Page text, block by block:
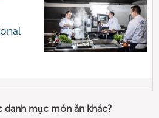
danh mục món ăn khác?